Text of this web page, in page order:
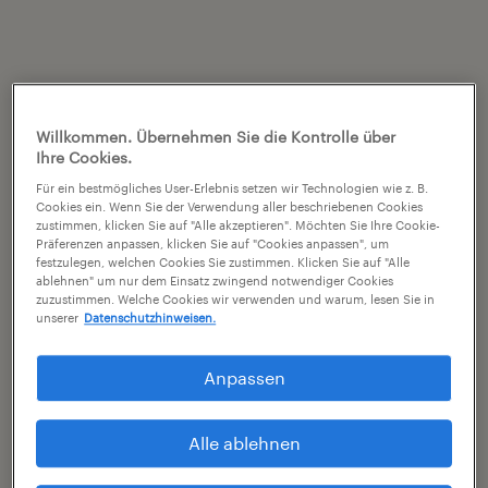
Willkommen. Übernehmen Sie die Kontrolle über
Ihre Cookies.
Für ein bestmögliches User-Erlebnis setzen wir Technologien wie z. B.
Cookies ein. Wenn Sie der Verwendung aller beschriebenen Cookies
zustimmen, klicken Sie auf "Alle akzeptieren". Möchten Sie Ihre Cookie-
Präferenzen anpassen, klicken Sie auf "Cookies anpassen", um
festzulegen, welchen Cookies Sie zustimmen. Klicken Sie auf "Alle
ablehnen" um nur dem Einsatz zwingend notwendiger Cookies
zuzustimmen. Welche Cookies wir verwenden und warum, lesen Sie in
unserer Datenschutzhinweisen.
Anpassen
Alle ablehnen